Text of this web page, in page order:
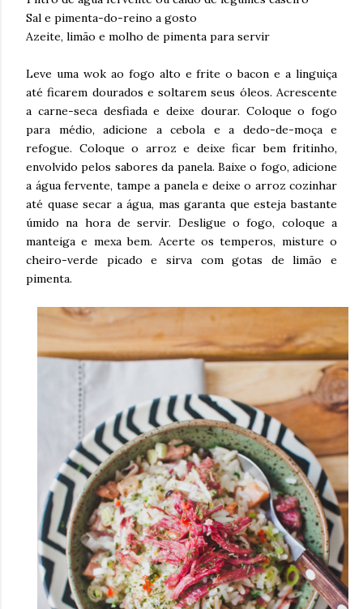
Sal e pimenta-do-reino a gosto
Azeite, limão e molho de pimenta para servir
Leve uma wok ao fogo alto e frite o bacon e a linguiça
até ficarem dourados e soltarem seus óleos. Acrescente
a carne-seca desfiada e deixe dourar. Coloque o fogo
para médio, adicione a cebola e a dedo-de-moça e
refogue. Coloque o arroz e deixe ficar bem fritinho,
envolvido pelos sabores da panela. Baixe o fogo, adicione
a água fervente, tampe a panela e deixe o arroz cozinhar
até quase secar a água, mas garanta que esteja bastante
úmido na hora de servir. Desligue o fogo, coloque a
manteiga e mexa bem. Acerte os temperos, misture o
cheiro-verde picado e sirva com gotas de limão e
pimenta.